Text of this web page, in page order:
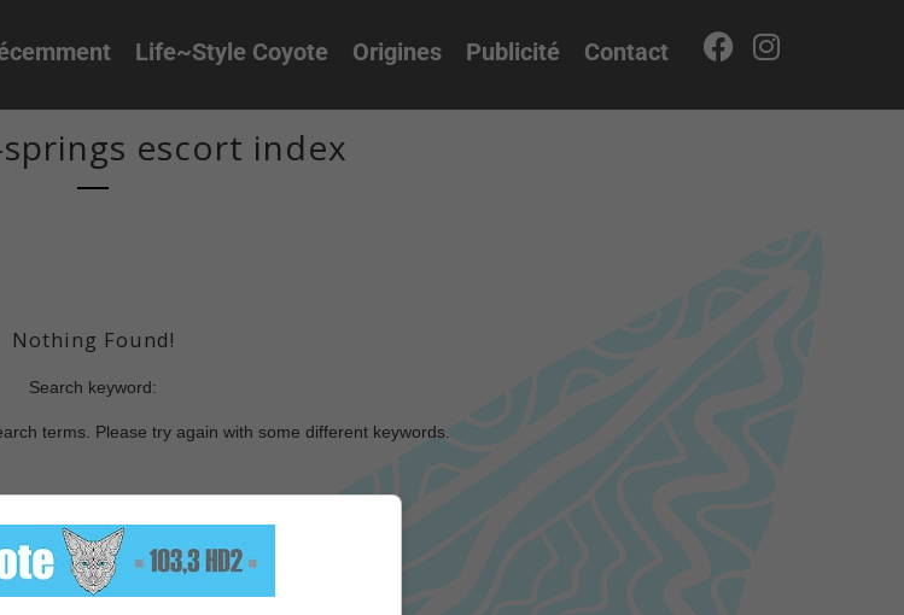
Life~Style Coyote Origines Publicité Contact
escort index
Nothing Found!
Search keyword:
terms. Please try again with some different keywords.